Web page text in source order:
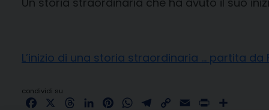
L’inizio di una storia straordinaria … partita
condividi su
FacebookThreadsLinkedInPinterestWhatsApp
Telegram
Copy Email Print